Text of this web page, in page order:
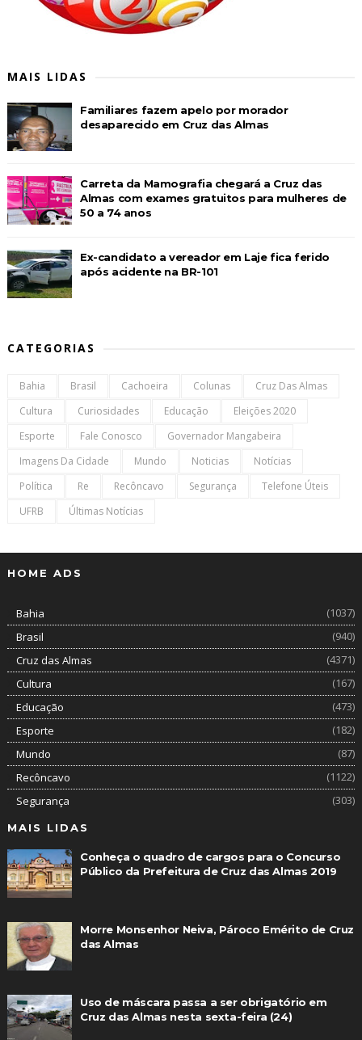
MAIS LIDAS
Familiares fazem apelo por morador
desaparecido em Cruz das Almas
Carreta da Mamografia chegará a Cruz das
Almas com exames gratuitos para mulheres de
50 a 74 anos
Ex-candidato a vereador em Laje fica ferido
após acidente na BR-101
CATEGORIAS
Bahia Brasil Cachoeira Colunas
Cruz Das Almas
Cultura
Curiosidades Educação
Eleições 2020
Esporte
Fale Conosco
Governador Mangabeira
Imagens Da Cidade
Mundo Noticias
Notícias
Política
Re Recôncavo Segurança
Telefone Úteis
UFRB
Últimas Notícias
HOME ADS
Bahia
(1037)
Brasil
(940)
Cruz das Almas
(4371)
Cultura
(167)
Educação
(473)
Esporte
(182)
Mundo
(87)
Recôncavo
(1122)
Segurança
(303)
MAIS LIDAS
Conheça o quadro de cargos para o Concurso
Público da Prefeitura de Cruz das Almas 2019
Morre Monsenhor Neiva, Pároco Emérito de Cruz
das Almas
Uso de máscara passa a ser obrigatório em
Cruz das Almas nesta sexta-feira (24)